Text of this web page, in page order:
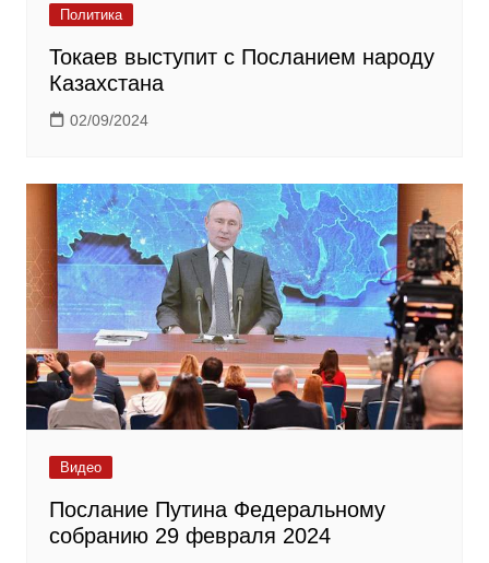
Политика
Токаев выступит с Посланием народу
Казахстана
02/09/2024
Видео
Послание Путина Федеральному
собранию 29 февраля 2024